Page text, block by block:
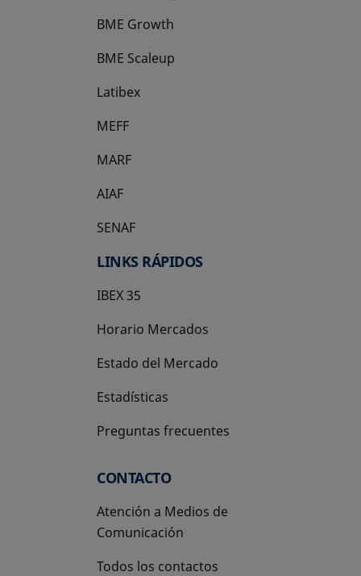
BME Growth
se abre en una pestaña nueva
BME Scaleup
se abre en una pestaña nueva
Latibex
se abre en una pestaña nueva
MEFF
se abre en una pestaña nueva
MARF
AIAF
SENAF
LINKS RÁPIDOS
IBEX 35
Horario Mercados
Estado del Mercado
Estadísticas
Preguntas frecuentes
CONTACTO
Atención a Medios de
Comunicación
Todos los contactos